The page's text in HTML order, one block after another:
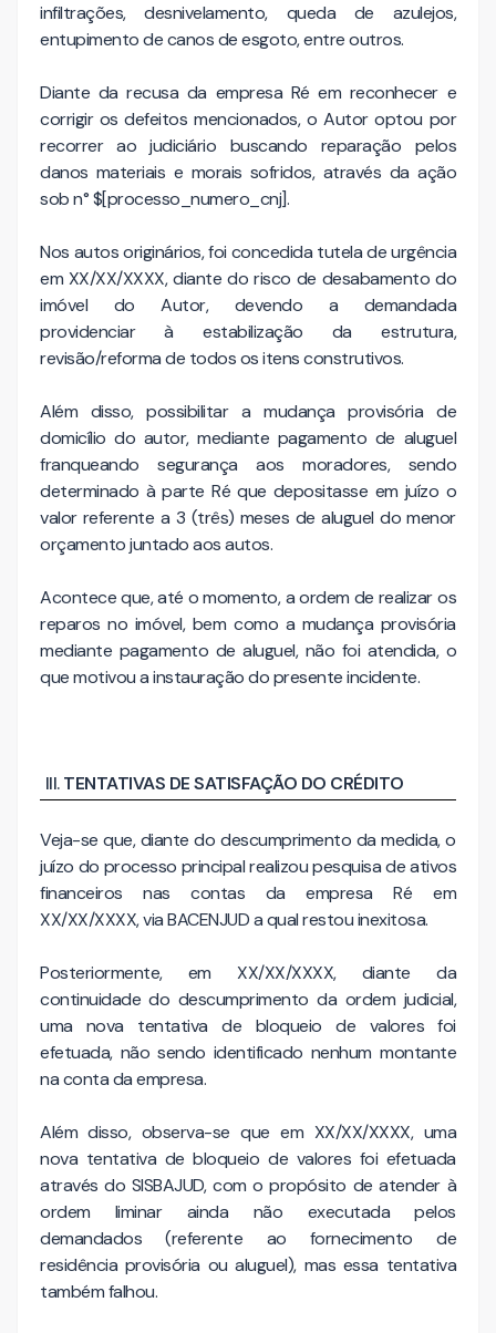
infiltrações, desnivelamento, queda de azulejos,
entupimento de canos de esgoto, entre outros.
Diante da recusa da empresa Ré em reconhecer e
corrigir os defeitos mencionados, o Autor optou por
recorrer ao judiciário buscando reparação pelos
danos materiais e morais sofridos, através da ação
sob n° $[processo_numero_cnj].
Nos autos originários, foi concedida tutela de urgência
em XX/XX/XXXX, diante do risco de desabamento do
imóvel do Autor, devendo a demandada
providenciar à estabilização da estrutura,
revisão/reforma de todos os itens construtivos.
Além disso, possibilitar a mudança provisória de
domicílio do autor, mediante pagamento de aluguel
franqueando segurança aos moradores, sendo
determinado à parte Ré que depositasse em juízo o
valor referente a 3 (três) meses de aluguel do menor
orçamento juntado aos autos.
Acontece que, até o momento, a ordem de realizar os
reparos no imóvel, bem como a mudança provisória
mediante pagamento de aluguel, não foi atendida, o
que motivou a instauração do presente incidente.
TENTATIVAS DE SATISFAÇÃO DO CRÉDITO
Veja-se que, diante do descumprimento da medida, o
juízo do processo principal realizou pesquisa de ativos
financeiros nas contas da empresa Ré em
XX/XX/XXXX, via BACENJUD a qual restou inexitosa.
Posteriormente, em XX/XX/XXXX, diante da
continuidade do descumprimento da ordem judicial,
uma nova tentativa de bloqueio de valores foi
efetuada, não sendo identificado nenhum montante
na conta da empresa.
Além disso, observa-se que em XX/XX/XXXX, uma
nova tentativa de bloqueio de valores foi efetuada
através do SISBAJUD, com o propósito de atender à
ordem liminar ainda não executada pelos
demandados (referente ao fornecimento de
residência provisória ou aluguel), mas essa tentativa
também falhou.